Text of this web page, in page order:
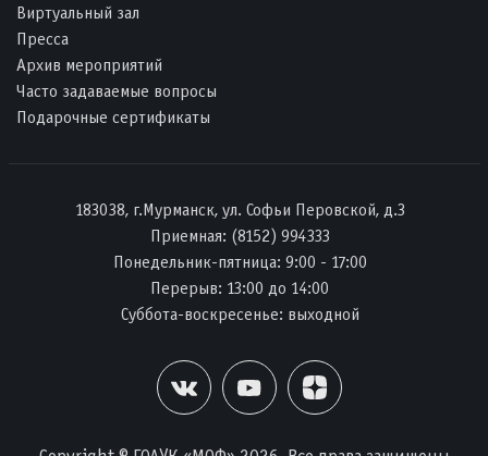
Виртуальный зал
Пресса
Архив мероприятий
Часто задаваемые вопросы
Подарочные сертификаты
183038, г.Мурманск, ул. Софьи Перовской, д.3
Приемная: (8152) 994333
Понедельник-пятница: 9:00 - 17:00
Перерыв: 13:00 до 14:00
Суббота-воскресенье: выходной